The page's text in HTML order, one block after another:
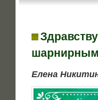
Еле­на